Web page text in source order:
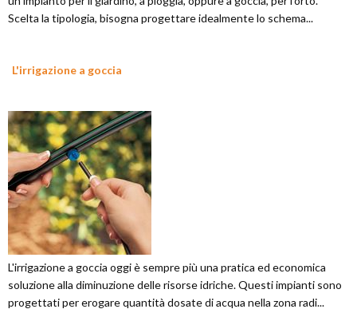
Scelta la tipologia, bisogna progettare idealmente lo schema...
L'irrigazione a goccia
L'irrigazione a goccia oggi è sempre più una pratica ed economica
soluzione alla diminuzione delle risorse idriche. Questi impianti sono
progettati per erogare quantità dosate di acqua nella zona radi...